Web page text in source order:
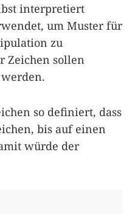
interpretiert
um Muster für
zu
Zeichen sollen
so definiert, dass
bis auf einen
würde der